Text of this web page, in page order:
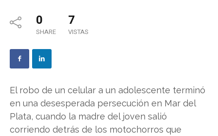
0
SHARE
7
VISTAS
El robo de un celular a un adolescente terminó
en una desesperada persecución en Mar del
Plata, cuando la madre del joven salió
corriendo detrás de los motochorros que